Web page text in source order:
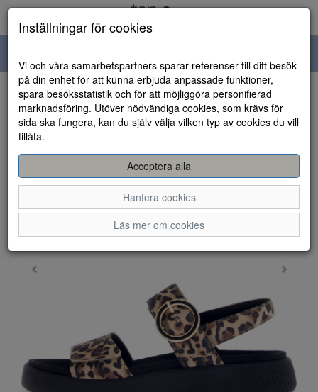
navigation
HEM
Inställningar för cookies
Vi och våra samarbetspartners sparar referenser till ditt besök
på din enhet för att kunna erbjuda anpassade funktioner,
spara besöksstatistik och för att möjliggöra personifierad
marknadsföring. Utöver nödvändiga cookies, som krävs för
sida ska fungera, kan du själv välja vilken typ av cookies du vill
tillåta.
Acceptera alla
Hantera cookies
Läs mer om cookies